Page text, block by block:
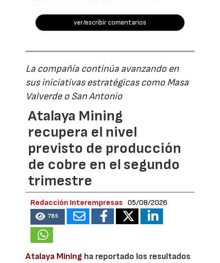
ver/escribir comentarios
La compañía continúa avanzando en
sus iniciativas estratégicas como Masa
Valverde o San Antonio
Atalaya Mining
recupera el nivel
previsto de producción
de cobre en el segundo
trimestre
Redacción Interempresas 05/08/2026
785
Atalaya Mining ha reportado los resultados